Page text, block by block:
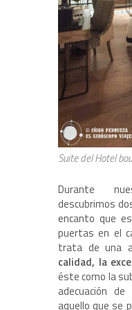
Suite del Hotel
Durante
descubrimos
encanto que
puertas en el
trata de una
calidad, la
éste como la
adecuación
aquello que se